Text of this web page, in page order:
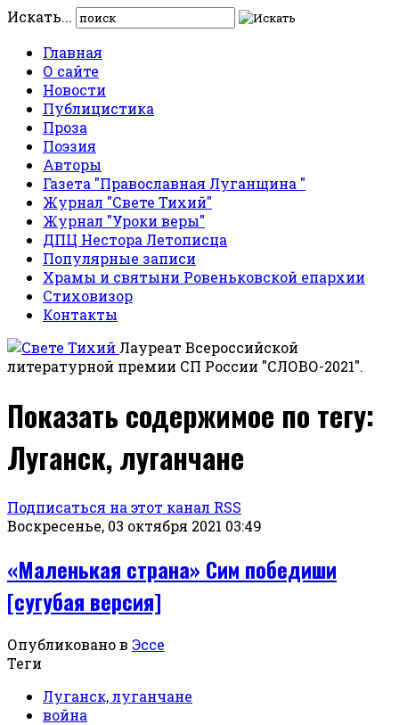
Искать...
Главная
О сайте
Новости
Публицистика
Проза
Поэзия
Авторы
Газета "Православная Луганщина "
Журнал "Свете Тихий"
Журнал "Уроки веры"
ДПЦ Нестора Летописца
Популярные записи
Храмы и святыни Ровеньковской епархии
Стиховизор
Контакты
Лауреат Всероссийской
литературной премии СП России "СЛОВО-2021".
Показать содержимое по тегу:
Луганск, луганчане
Подписаться на этот канал RSS
Воскресенье, 03 октября 2021 03:49
«Маленькая страна» Сим победиши
[сугубая версия]
Опубликовано в Эссе
Теги
Луганск, луганчане
война